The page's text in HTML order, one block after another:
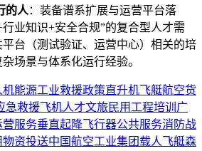
的人 ：装备谱系扩展与运营平台落
业知识+安全合规”的复合型人才需
台（测试验证、运营中心）相关的培
场景与体系化运行经验。
机能源工业救援政策直升机飞艇航空货
急救援飞机人才文旅民用 工程培训 广
营服务垂直起降飞行器公共服务消防战
物资投送中国航空工业集团载人飞艇森